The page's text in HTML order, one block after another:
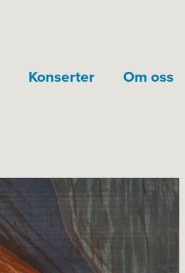
Konserter Om oss